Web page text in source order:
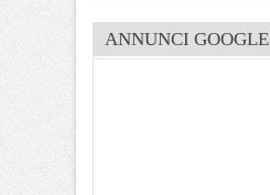
ANNUNCI GOOGLE